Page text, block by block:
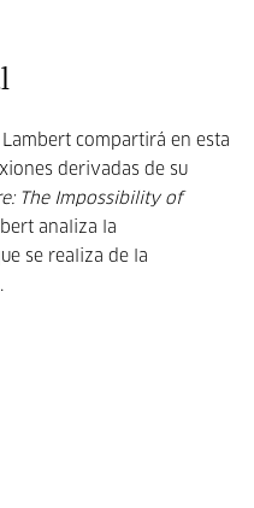
compartirá en esta
derivadas de su
The Impossibility of
analiza la
se realiza de la